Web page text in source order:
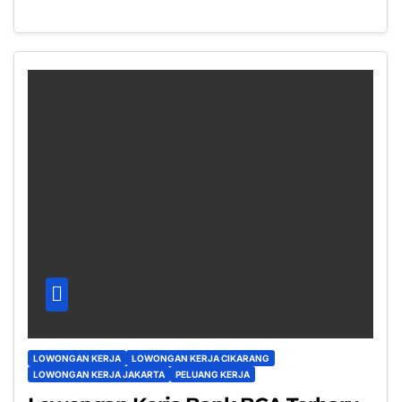
LOWONGAN KERJA
LOWONGAN KERJA CIKARANG
LOWONGAN KERJA JAKARTA
PELUANG KERJA